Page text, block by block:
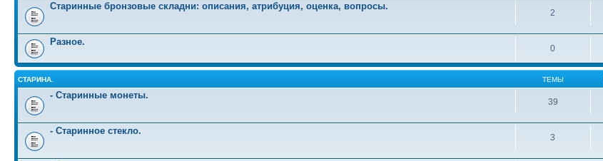
Старинные бронзовые складни: описания, атрибуция, оценка, вопросы.
2
Разное.
0
СТАРИНА. ТЕМЫ
- Старинные монеты.
39
- Старинное стекло.
3